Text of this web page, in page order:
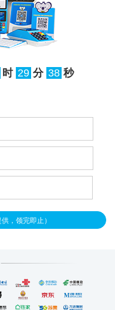
方，所有资金
一起，事后根
分属于谁，人
错、漏分的情
中分账
不用复杂的系
就能把混在一
时 29 分 37 秒
，领完即止）